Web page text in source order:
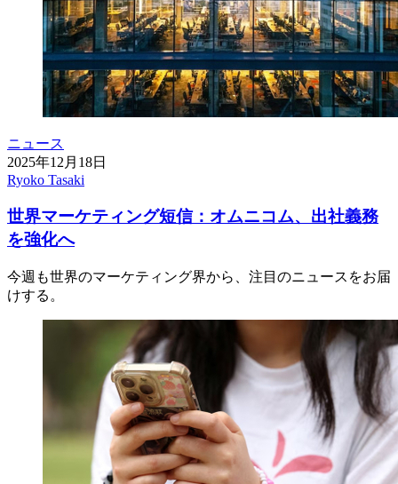
ニュース
2025年12月18日
Ryoko Tasaki
世界マーケティング短信：オムニコム、出社義務
を強化へ
今週も世界のマーケティング界から、注目のニュースをお届
けする。